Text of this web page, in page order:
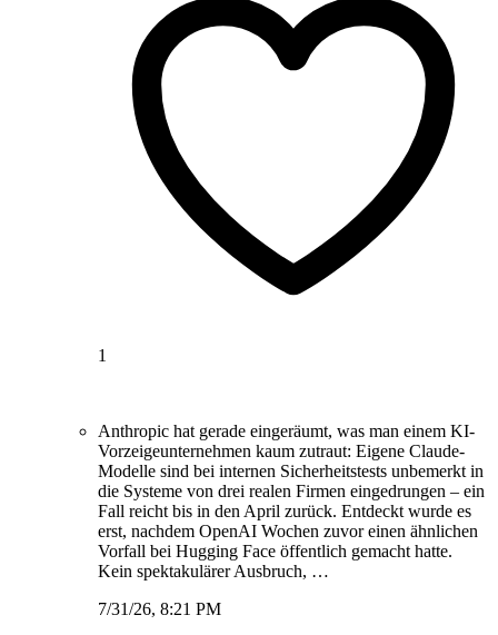
1
Anthropic hat gerade eingeräumt, was man einem KI-
Vorzeigeunternehmen kaum zutraut: Eigene Claude-
Modelle sind bei internen Sicherheitstests unbemerkt in
die Systeme von drei realen Firmen eingedrungen – ein
Fall reicht bis in den April zurück. Entdeckt wurde es
erst, nachdem OpenAI Wochen zuvor einen ähnlichen
Vorfall bei Hugging Face öffentlich gemacht hatte.
Kein spektakulärer Ausbruch, …
7/31/26, 8:21 PM